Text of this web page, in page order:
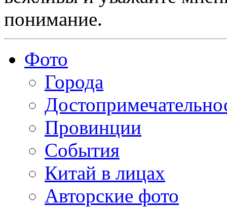
понимание.
Фото
Города
Провинции
События
Китай в лицах
Авторские фото